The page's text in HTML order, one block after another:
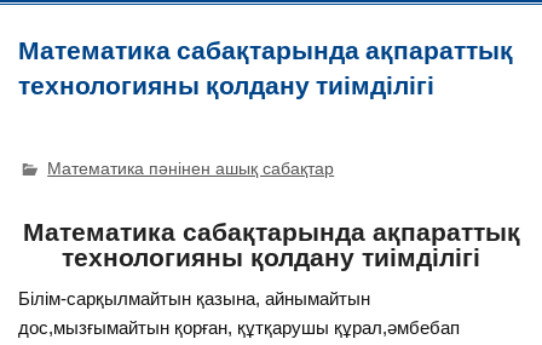
Математика сабақтарында ақпараттық
технологияны қолдану тиімділігі
Математика пәнінен ашық сабақтар
Математика сабақтарында ақпараттық
технологияны қолдану тиімділігі
Білім-сарқылмайтын қазына, айнымайтын
дос,мызғымайтын қорған, құтқарушы құрал,әмбебап